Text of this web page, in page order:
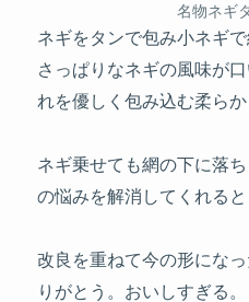
名物ネギ
ネギをタンで包み小ネギ
さっぱりなネギの風味が
れを優しく包み込む柔らか
ネギ乗せても網の下に落
の悩みを解消してくれると
改良を重ねて今の形にな
りがとう。おいしすぎる。